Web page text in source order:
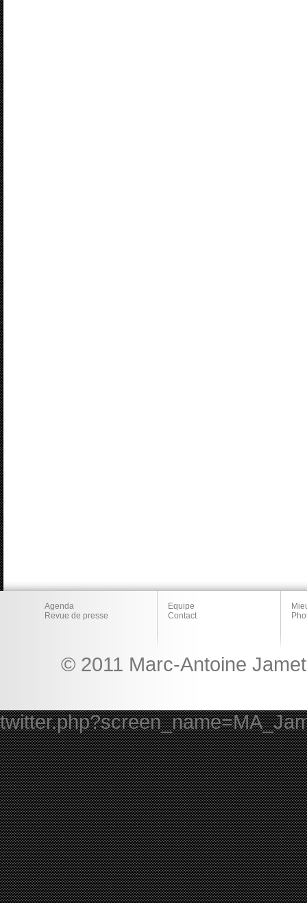
Agenda
Revue de presse
Equipe
Contact
© 2011 Marc-Antoine